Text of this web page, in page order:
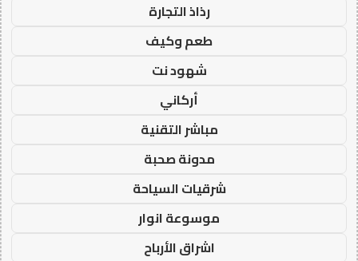
رذاذ التجارة
طعم وكيف
شهود نت
أركاني
مباشر التقنية
مدونة صحبة
شرقيات السياحة
موسوعة انوار
اشراق الأرباح